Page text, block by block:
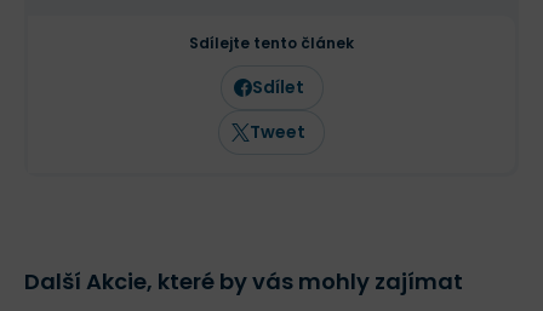
Sdílejte tento článek
Sdílet
Tweet
Další Akcie, které by vás mohly zajímat